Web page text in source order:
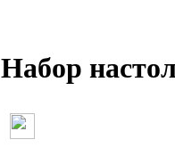
Набор